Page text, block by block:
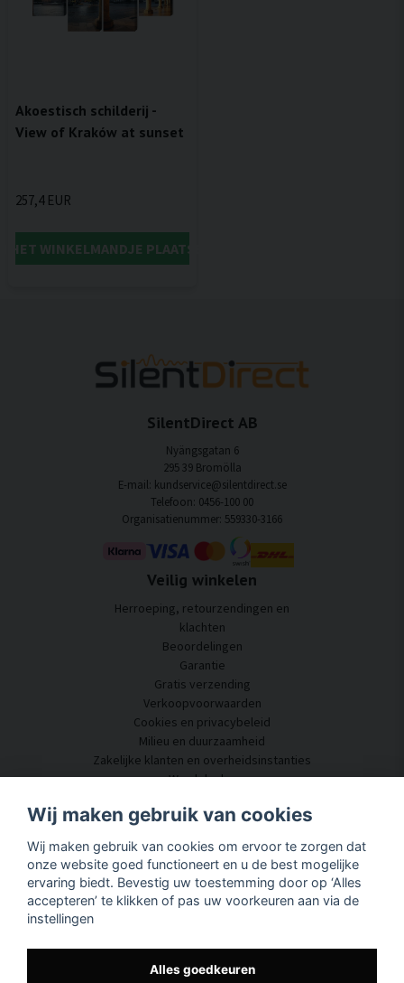
Akoestisch schilderij -
View of Kraków at sunset
257,4 EUR
HET WINKELMANDJE PLAATSEN
SilentDirect AB
Nyängsgatan 6
295 39 Bromölla
E-mail: kundservice@silentdirect.se
Telefoon: 0456-100 00
Organisatienummer: 559330-3166
Veilig winkelen
Herroeping, retourzendingen en
klachten
Beoordelingen
Garantie
Gratis verzending
Verkoopvoorwaarden
Cookies en privacybeleid
Milieu en duurzaamheid
Zakelijke klanten en overheidsinstanties
Word dealer
Klantenservice
Neem contact met ons op
Akoestisch advies
Montage en installatie
Vragen en antwoorden
Volg uw pakket hier
Wij maken gebruik van cookies
Wij maken gebruik van cookies om ervoor te zorgen dat
onze website goed functioneert en u de best mogelijke
ervaring biedt. Bevestig uw toestemming door op ‘Alles
accepteren’ te klikken of pas uw voorkeuren aan via de
instellingen
Alles goedkeuren